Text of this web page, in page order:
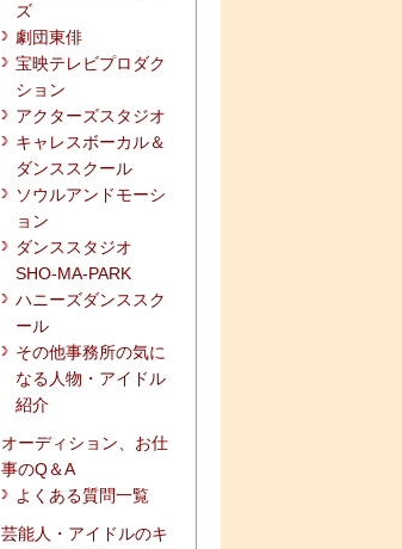
ズ
劇団東俳
宝映テレビプロダク
ション
アクターズスタジオ
キャレスボーカル＆
ダンススクール
ソウルアンドモーシ
ョン
ダンススタジオ
SHO-MA-PARK
ハニーズダンススク
ール
その他事務所の気に
なる人物・アイドル
紹介
オーディション、お仕
事のQ＆A
よくある質問一覧
芸能人・アイドルのキ